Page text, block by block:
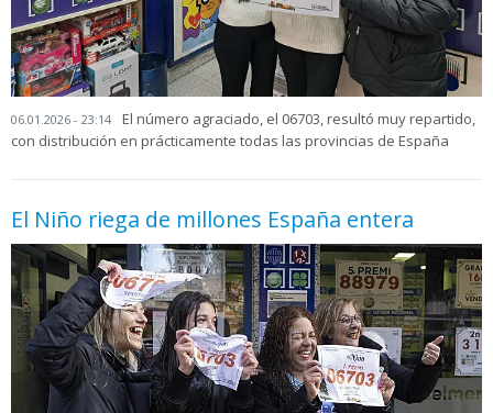
06.01.2026 - 23:14
El número agraciado, el 06703, resultó muy repartido,
con distribución en prácticamente todas las provincias de España
El Niño riega de millones España entera